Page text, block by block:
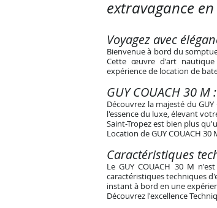
extravagance
Voyagez avec
Bienvenue à bord du
Cette œuvre d'art nautique
expérience de location de
GUY COUACH 30
Découvrez la majesté du
l'essence du luxe, élevant
Saint-Tropez est bien plus
Location de GUY COUACH 30
Caractéristiques
Le GUY COUACH 30 M
caractéristiques techniques
instant à bord en une
Découvrez l'excellence